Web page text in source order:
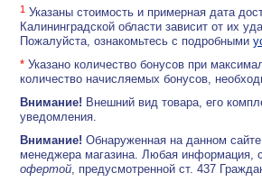
1 Указаны стоимость и примерная дата
Калининградской области зависит от их
Пожалуйста, ознакомьтесь с подробными
* Указано количество бонусов при
количество начисляемых бонусов,
Внимание! Внешний вид товара, его
уведомления.
Внимание! Обнаруженная на данном
менеджера магазина. Любая информация,
офертой, предусмотренной ст. 437